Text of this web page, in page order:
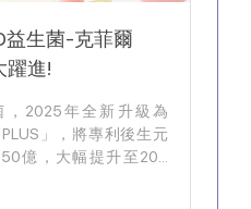
益生菌-克菲爾
躍進!
，2025年全新升級為
」，將專利後生元
億，大幅提升至200
率，調整體質更有感！